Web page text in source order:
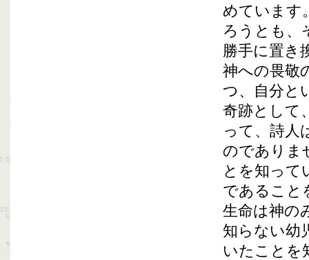
めています
ろうとも、
勝手に置き
神への畏敬
つ、自分と
奇跡として
って、詩人
のでありま
とを知って
であること
生命は神の
知らない幼
いたことを